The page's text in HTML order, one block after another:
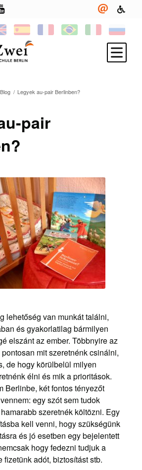
an
Blog / Legyek au-pair Berlinben?
pair
lehetőség van munkát találni,
és gyakorlatilag bármilyen
elszánt az ember. Többnyire az
mit szeretnénk csinálni,
de hogy körülbelül milyen
élni és mik a prioritások.
Berlinbe, két fontos tényezőt
egy szót sem tudok
szeretnék költözni. Egy
kell venni, hogy szükségünk
és jó esetben egy bejelentett
hogy fedezni tudjuk a
fizetünk adót, biztosítást stb.